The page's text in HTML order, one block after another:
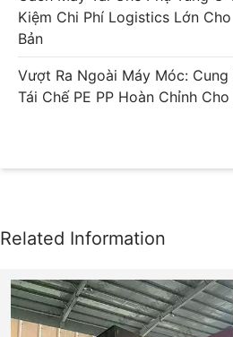
Kiệm Chi Phí Logistics Lớn
Bản
Vượt Ra Ngoài Máy Móc:
Tái Chế PE PP Hoàn Chỉnh